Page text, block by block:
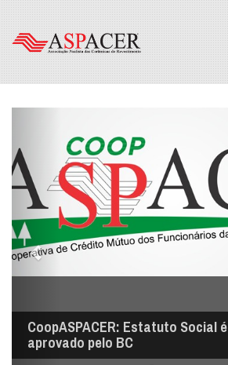
CoopASPACER: Estatuto Social é
aprovado pelo BC